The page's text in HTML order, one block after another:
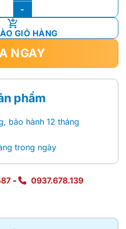
GIỎ HÀNG
NGAY
phẩm
bảo hành 12 tháng
trong ngày
- 0937.678.139